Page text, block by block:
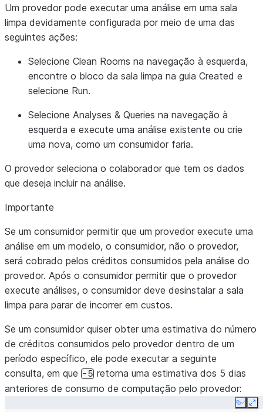
Um provedor pode executar uma análise em uma sala
limpa devidamente configurada por meio de uma das
seguintes ações:
Selecione Clean Rooms na navegação à esquerda,
encontre o bloco da sala limpa na guia Created e
selecione Run.
Selecione Analyses & Queries na navegação à
esquerda e execute uma análise existente ou crie
uma nova, como um consumidor faria.
O provedor seleciona o colaborador que tem os dados
que deseja incluir na análise.
Importante
Se um consumidor permitir que um provedor execute uma
análise em um modelo, o consumidor, não o provedor,
será cobrado pelos créditos consumidos pela análise do
provedor. Após o consumidor permitir que o provedor
execute análises, o consumidor deve desinstalar a sala
limpa para parar de incorrer em custos.
Se um consumidor quiser obter uma estimativa do número
de créditos consumidos pelo provedor dentro de um
período específico, ele pode executar a seguinte
consulta, em que -5 retorna uma estimativa dos 5 dias
anteriores de consumo de computação pelo provedor:
Copy